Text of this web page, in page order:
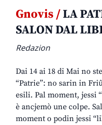
Gnovis /LA
SALON DAL
Redazion
Dai 14 ai 18 di Mai no
“Patrie”: no sarin in
esili. Pal moment, jessi
è ancjemò une colpe.
moment o podin jessi